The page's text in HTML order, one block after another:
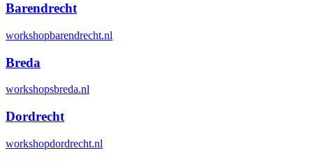
Barendrecht
workshopbarendrecht.nl
Breda
workshopsbreda.nl
Dordrecht
workshopdordrecht.nl